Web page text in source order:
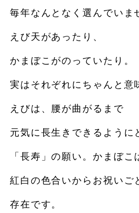
毎年なんとなく選んでいま
えび天があったり、
かまぼこがのっていたり。
実はそれぞれにちゃんと意
えびは、腰が曲がるまで
元気に長生きできるように
「長寿」の願い。かまぼこ
紅白の色合いからお祝いご
存在です。